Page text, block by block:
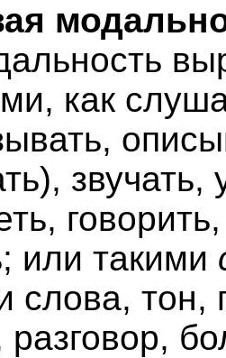
как
звучать,
или такими
слова, тон,
разговор,